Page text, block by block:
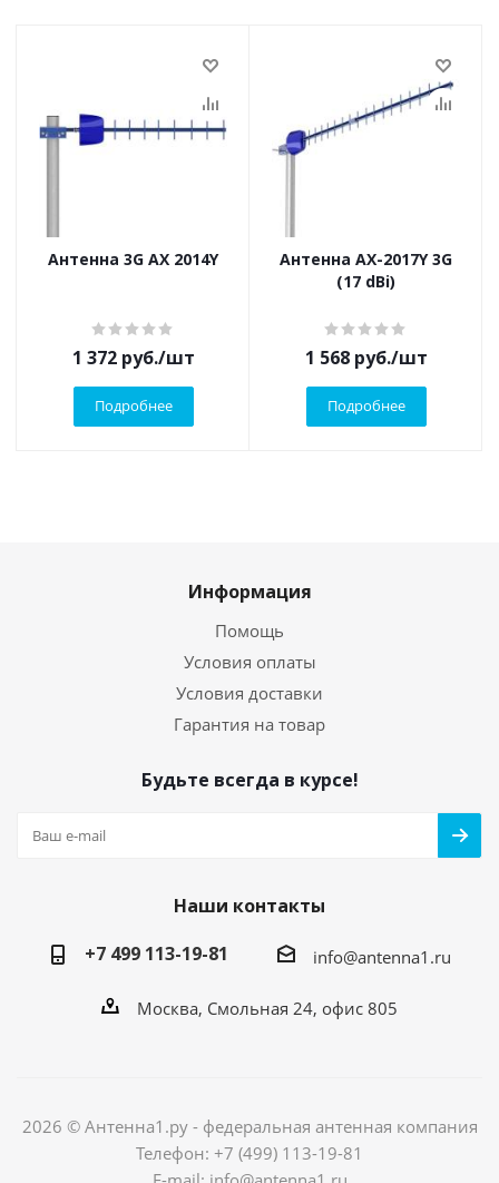
Антенна 3G AX 2014Y
1 372руб./шт
Подробнее
Антенна AX-2017Y 3G
(17 dBi)
1 568руб./шт
Подробнее
Информация
Помощь
Условия оплаты
Условия доставки
Гарантия на товар
Будьте всегда в курсе!
Наши контакты
+7 499 113-19-81
info@antenna1.ru
Москва, Смольная 24, офис 805
2026 © Антенна1.ру - федеральная антенная компания
Телефон: +7 (499) 113-19-81